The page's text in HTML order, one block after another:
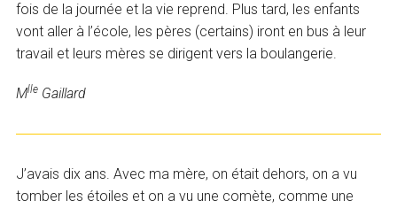
fois de la journée et la vie reprend. Plus tard, les enfants
vont aller à l’école, les pères (certains) iront en bus à leur
travail et leurs mères se dirigent vers la boulangerie.
Mlle Gaillard
J’avais dix ans. Avec ma mère, on était dehors, on a vu
tomber les étoiles et on a vu une comète, comme une